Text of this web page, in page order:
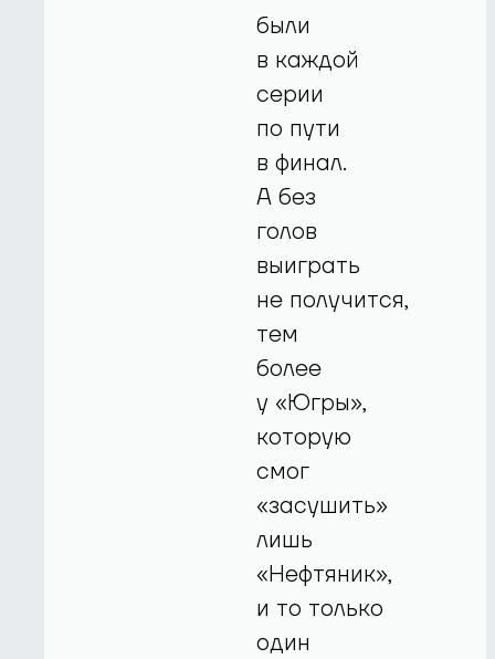
были
в каждой
серии
по пути
в финал.
А без
голов
выиграть
не получится,
тем
более
у «Югры»,
которую
смог
«засушить»
лишь
«Нефтяник»,
и то только
один